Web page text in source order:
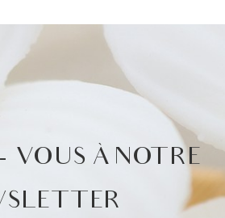
VOUS À NOTRE